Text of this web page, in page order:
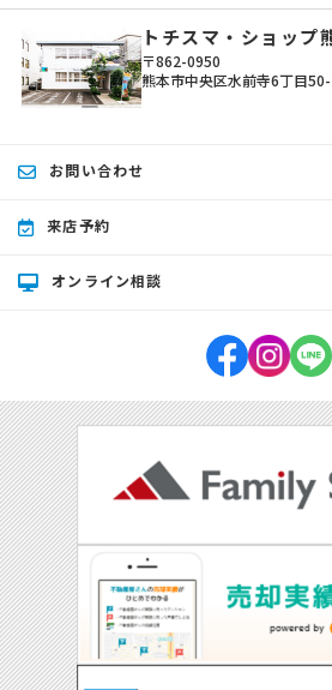
トチスマ・ショップ
〒862-0950
熊本市中央区水前寺6丁目
お問い合わせ
来店予約
オンライン相談